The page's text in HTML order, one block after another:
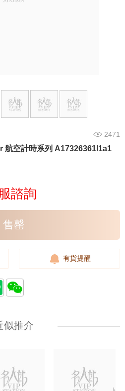
2471
航空計時系列 A17326361l1a1
諮詢
售罄
有貨提醒
似推介